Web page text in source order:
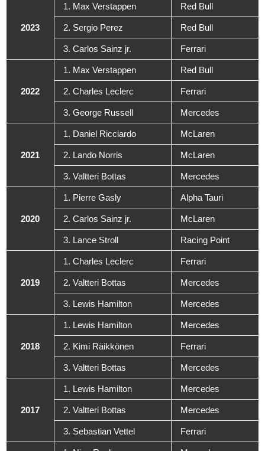
2023
1. Max Verstappen Red Bull
2. Sergio Perez Red Bull
3. Carlos Sainz jr. Ferrari
2022
1. Max Verstappen Red Bull
2. Charles Leclerc Ferrari
3. George Russell Mercedes
2021
1. Daniel Ricciardo McLaren
2. Lando Norris McLaren
3. Valtteri Bottas Mercedes
2020
1. Pierre Gasly Alpha Tauri
2. Carlos Sainz jr. McLaren
3. Lance Stroll Racing Point
2019
1. Charles Leclerc Ferrari
2. Valtteri Bottas Mercedes
3. Lewis Hamilton Mercedes
2018
1. Lewis Hamilton Mercedes
2. Kimi Räikkönen Ferrari
3. Valtteri Bottas Mercedes
2017
1. Lewis Hamilton Mercedes
2. Valtteri Bottas Mercedes
3. Sebastian Vettel Ferrari